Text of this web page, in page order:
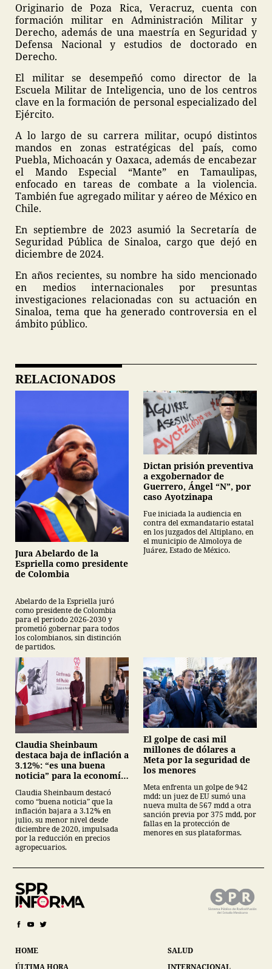
Originario de Poza Rica, Veracruz, cuenta con
formación militar en Administración Militar y
Derecho, además de una maestría en Seguridad y
Defensa Nacional y estudios de doctorado en
Derecho.
El militar se desempeñó como director de la
Escuela Militar de Inteligencia, uno de los centros
clave en la formación de personal especializado del
Ejército.
A lo largo de su carrera militar, ocupó distintos
mandos en zonas estratégicas del país, como
Puebla, Michoacán y Oaxaca, además de encabezar
el Mando Especial “Mante” en Tamaulipas,
enfocado en tareas de combate a la violencia.
También fue agregado militar y aéreo de México en
Chile.
En septiembre de 2023 asumió la Secretaría de
Seguridad Pública de Sinaloa, cargo que dejó en
diciembre de 2024.
En años recientes, su nombre ha sido mencionado
en medios internacionales por presuntas
investigaciones relacionadas con su actuación en
Sinaloa, tema que ha generado controversia en el
ámbito público.
RELACIONADOS
Jura Abelardo de la
Espriella como presidente
de Colombia
Abelardo de la Espriella juró
como presidente de Colombia
para el periodo 2026-2030 y
prometió gobernar para todos
los colombianos, sin distinción
de partidos.
Dictan prisión preventiva
a exgobernador de
Guerrero, Ángel “N”, por
caso Ayotzinapa
Fue iniciada la audiencia en
contra del exmandatario estatal
en los juzgados del Altiplano, en
el municipio de Almoloya de
Juárez, Estado de México.
Claudia Sheinbaum
destaca baja de inflación a
3.12%: “es una buena
noticia” para la economía
Claudia Sheinbaum destacó
como “buena noticia” que la
inflación bajara a 3.12% en
julio, su menor nivel desde
diciembre de 2020, impulsada
por la reducción en precios
agropecuarios.
El golpe de casi mil
millones de dólares a
Meta por la seguridad de
los menores
Meta enfrenta un golpe de 942
mdd: un juez de EU sumó una
nueva multa de 567 mdd a otra
sanción previa por 375 mdd, por
fallas en la protección de
menores en sus plataformas.
HOME
ÚLTIMA HORA
SALUD
INTERNACIONAL